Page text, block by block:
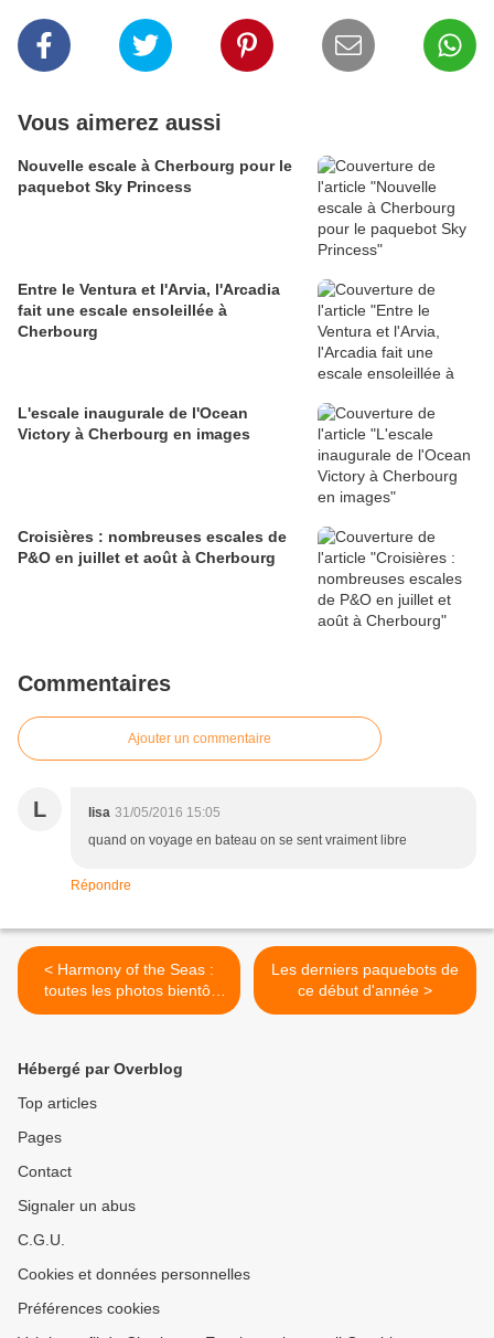
Vous aimerez aussi
Nouvelle escale à Cherbourg pour le
paquebot Sky Princess
Entre le Ventura et l'Arvia, l'Arcadia
fait une escale ensoleillée à
Cherbourg
L'escale inaugurale de l'Ocean
Victory à Cherbourg en images
Croisières : nombreuses escales de
P&O en juillet et août à Cherbourg
Commentaires
Ajouter un commentaire
L lisa 31/05/2016 15:05
quand on voyage en bateau on se sent vraiment libre
Répondre
< Harmony of the Seas :
toutes les photos bientôt
sur le blog...
Les derniers paquebots de
ce début d'année >
Hébergé par Overblog
Top articles
Pages
Contact
Signaler un abus
C.G.U.
Cookies et données personnelles
Préférences cookies